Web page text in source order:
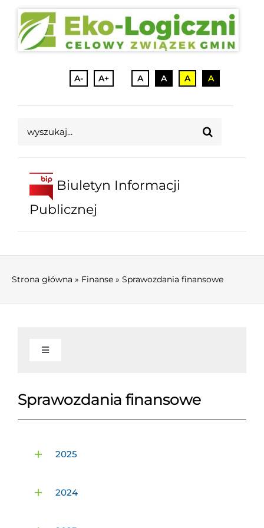
A- A+ A A A A
Biuletyn Informacji
Publicznej
Strona główna » Finanse » Sprawozdania finansowe
Toggle
INFORMACJE
Informacje
O związku
WŁADZE I KOMISJE
Zarząd Związku
FINANSE
Sprawozdania finansowe
2025
2024